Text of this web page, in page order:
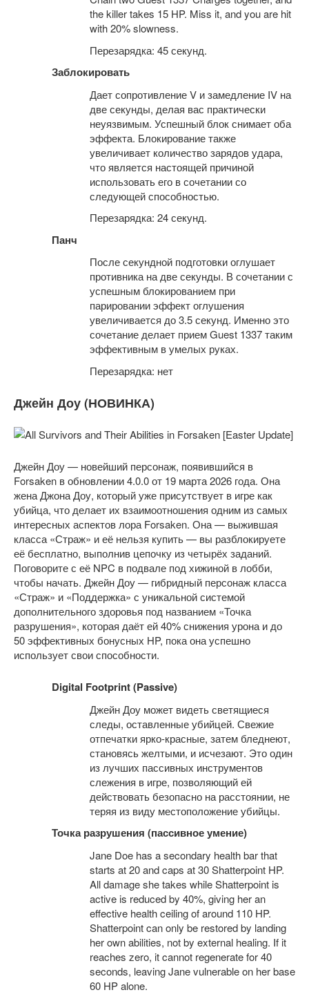
the killer takes 15 HP. Miss it, and you are hit
with 20% slowness.
Перезарядка: 45 секунд.
Заблокировать
Дает сопротивление V и замедление IV на
две секунды, делая вас практически
неуязвимым. Успешный блок снимает оба
эффекта. Блокирование также
увеличивает количество зарядов удара,
что является настоящей причиной
использовать его в сочетании со
следующей способностью.
Перезарядка: 24 секунд.
Панч
После секундной подготовки оглушает
противника на две секунды. В сочетании с
успешным блокированием при
парировании эффект оглушения
увеличивается до 3.5 секунд. Именно это
сочетание делает прием Guest 1337 таким
эффективным в умелых руках.
Перезарядка: нет
Джейн Доу (НОВИНКА)
Джейн Доу — новейший персонаж, появившийся в
Forsaken в обновлении 4.0.0 от 19 марта 2026 года. Она
жена Джона Доу, который уже присутствует в игре как
убийца, что делает их взаимоотношения одним из самых
интересных аспектов лора Forsaken. Она — выжившая
класса «Страж» и её нельзя купить — вы разблокируете
её бесплатно, выполнив цепочку из четырёх заданий.
Поговорите с её NPC в подвале под хижиной в лобби,
чтобы начать. Джейн Доу — гибридный персонаж класса
«Страж» и «Поддержка» с уникальной системой
дополнительного здоровья под названием «Точка
разрушения», которая даёт ей 40% снижения урона и до
50 эффективных бонусных HP, пока она успешно
использует свои способности.
Digital Footprint (Passive)
Джейн Доу может видеть светящиеся
следы, оставленные убийцей. Свежие
отпечатки ярко-красные, затем бледнеют,
становясь желтыми, и исчезают. Это один
из лучших пассивных инструментов
слежения в игре, позволяющий ей
действовать безопасно на расстоянии, не
теряя из виду местоположение убийцы.
Точка разрушения (пассивное умение)
Jane Doe has a secondary health bar that
starts at 20 and caps at 30 Shatterpoint HP.
All damage she takes while Shatterpoint is
active is reduced by 40%, giving her an
effective health ceiling of around 110 HP.
Shatterpoint can only be restored by landing
her own abilities, not by external healing. If it
reaches zero, it cannot regenerate for 40
seconds, leaving Jane vulnerable on her base
60 HP alone.